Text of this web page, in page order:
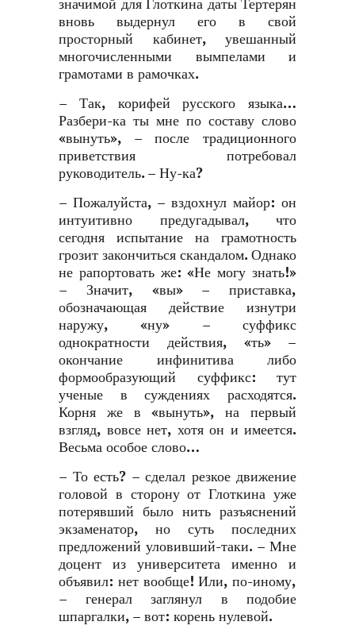
значимой для Глоткина даты Тертерян
вновь выдернул его в свой
просторный кабинет, увешанный
многочисленными вымпелами и
грамотами в рамочках.
– Так, корифей русского языка…
Разбери-ка ты мне по составу слово
«вынуть», – после традиционного
приветствия потребовал
руководитель. – Ну-ка?
– Пожалуйста, – вздохнул майор: он
интуитивно предугадывал, что
сегодня испытание на грамотность
грозит закончиться скандалом. Однако
не рапортовать же: «Не могу знать!»
– Значит, «вы» – приставка,
обозначающая действие изнутри
наружу, «ну» – суффикс
однократности действия, «ть» –
окончание инфинитива либо
формообразующий суффикс: тут
ученые в суждениях расходятся.
Корня же в «вынуть», на первый
взгляд, вовсе нет, хотя он и имеется.
Весьма особое слово…
– То есть? – сделал резкое движение
головой в сторону от Глоткина уже
потерявший было нить разъяснений
экзаменатор, но суть последних
предложений уловивший-таки. – Мне
доцент из университета именно и
объявил: нет вообще! Или, по-иному,
– генерал заглянул в подобие
шпаргалки, – вот: корень нулевой.